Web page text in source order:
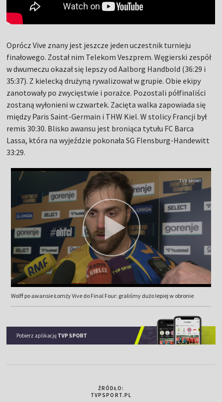
Oprócz Vive znany jest jeszcze jeden uczestnik turnieju
finałowego. Został nim Telekom Veszprem. Węgierski zespół
w dwumeczu okazał się lepszy od Aalborg Handbold (36:29 i
35:37). Z kielecką drużyną rywalizował w grupie. Obie ekipy
zanotowały po zwycięstwie i porażce. Pozostali półfinaliści
zostaną wyłonieni w czwartek. Zacięta walka zapowiada się
między Paris Saint-Germain i THW Kiel. W stolicy Francji był
remis 30:30. Blisko awansu jest broniąca tytułu FC Barca
Lassa, która na wyjeździe pokonała SG Flensburg-Handewitt
33:29.
Wolff po awansie Łomży Vive do Final Four: graliśmy dużo lepiej w obronie
Pobierz aplikację TVP SPORT
ŹRÓDŁO:
TVPSPORT.PL